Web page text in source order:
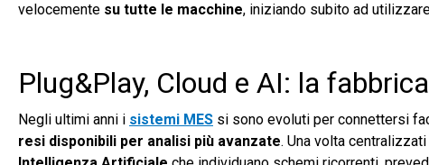
velocemente su tutte le macchine, iniziando subito ad
Plug&Play, Cloud e AI: la
Negli ultimi anni i sistemi MES si sono evoluti per connettersi
resi disponibili per analisi più avanzate. Una volta